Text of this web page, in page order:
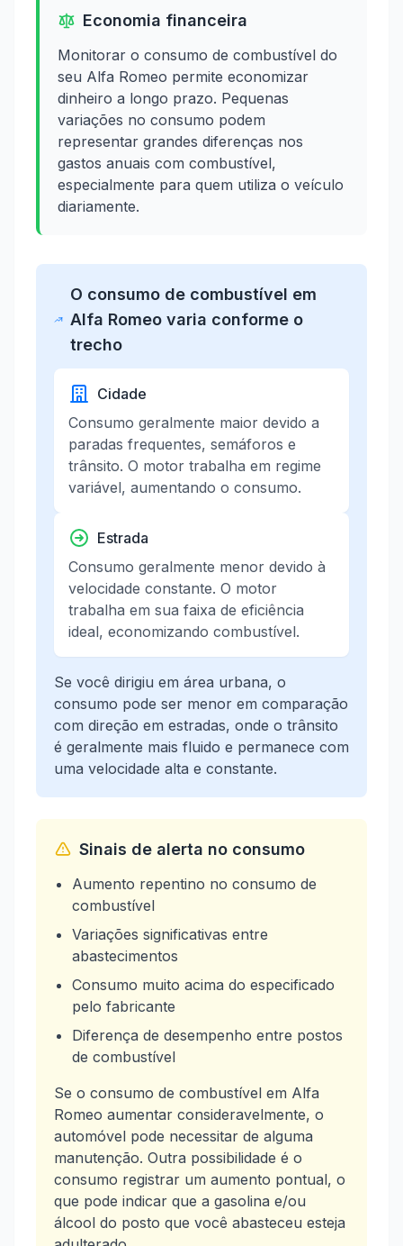
Economia financeira
Monitorar o consumo de combustível do
seu Alfa Romeo permite economizar
dinheiro a longo prazo. Pequenas
variações no consumo podem
representar grandes diferenças nos
gastos anuais com combustível,
especialmente para quem utiliza o veículo
diariamente.
O consumo de combustível em
Alfa Romeo varia conforme o
trecho
Cidade
Consumo geralmente maior devido a
paradas frequentes, semáforos e
trânsito. O motor trabalha em regime
variável, aumentando o consumo.
Estrada
Consumo geralmente menor devido à
velocidade constante. O motor
trabalha em sua faixa de eficiência
ideal, economizando combustível.
Se você dirigiu em área urbana, o
consumo pode ser menor em comparação
com direção em estradas, onde o trânsito
é geralmente mais fluido e permanece com
uma velocidade alta e constante.
Sinais de alerta no consumo
Aumento repentino no consumo de
combustível
Variações significativas entre
abastecimentos
Consumo muito acima do especificado
pelo fabricante
Diferença de desempenho entre postos
de combustível
Se o consumo de combustível em Alfa
Romeo aumentar consideravelmente, o
automóvel pode necessitar de alguma
manutenção. Outra possibilidade é o
consumo registrar um aumento pontual, o
que pode indicar que a gasolina e/ou
álcool do posto que você abasteceu esteja